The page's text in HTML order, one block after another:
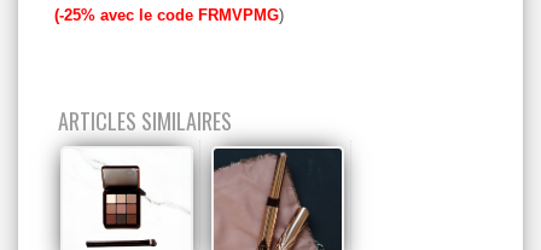
(-25% avec le code FRMVPMG)
ARTICLES SIMILAIRES